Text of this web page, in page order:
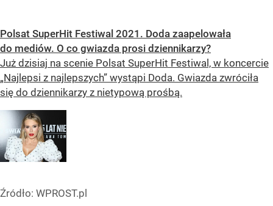
Polsat SuperHit Festiwal 2021. Doda zaapelowała
do mediów. O co gwiazda prosi dziennikarzy?
Już dzisiaj na scenie Polsat SuperHit Festiwal, w koncercie
„Najlepsi z najlepszych” wystąpi Doda. Gwiazda zwróciła
się do dziennikarzy z nietypową prośbą.
Źródło: WPROST.pl